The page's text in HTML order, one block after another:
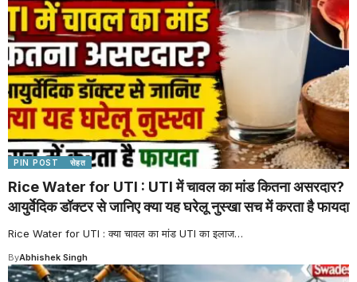
PIN POST सेहत
Rice Water for UTI : UTI में चावल का मांड कितना असरदार?
आयुर्वेदिक डॉक्टर से जानिए क्या यह घरेलू नुस्खा सच में करता है फायदा
Rice Water for UTI : क्या चावल का मांड UTI का इलाज…
ByAbhishek Singh